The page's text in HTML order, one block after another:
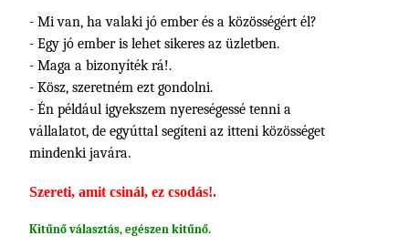
- Mi van, ha valaki jó ember és a közösségért él?
- Egy jó ember is lehet sikeres az üzletben.
- Maga a bizonyíték rá!.
- Kösz, szeretném ezt gondolni.
- Én például igyekszem nyereségessé tenni a
vállalatot, de egyúttal segíteni az itteni közösséget
mindenki javára.
Szereti, amit csinál, ez csodás!.
Kitűnő választás, egészen kitűnő.